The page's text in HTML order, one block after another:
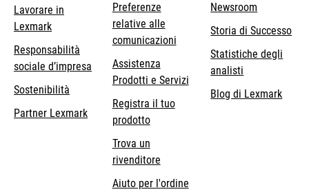
Lavorare in
Lexmark
Responsabilità
sociale d’impresa
scheda
Sostenibilità
Partner Lexmark
Preferenze
relative alle
comunicazioni
Assistenza
Prodotti e Servizi
Registra il tuo
prodotto
Trova un
rivenditore
Aiuto per l'ordine
Newsroom
Storia di Successo
Statistiche degli
analisti
Blog di Lexmark